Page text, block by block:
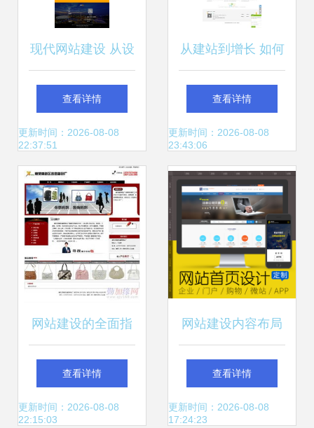
现代网站建设 从设
计到成型的关键要
素与趋势解析
查看详情
更新时间：2026-08-08
22:37:51
从建站到增长 如何
选择一家靠谱的网
站建设方案优化提
供商？
查看详情
更新时间：2026-08-08
23:43:06
网站建设的全面指
南 从规划到上线
查看详情
更新时间：2026-08-08
22:15:03
网站建设内容布局
的核心要求与实践
指南
查看详情
更新时间：2026-08-08
17:24:23